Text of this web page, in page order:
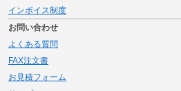
インボイス制度
お問い合わせ
よくある質問
FAX注文書
お見積フォーム